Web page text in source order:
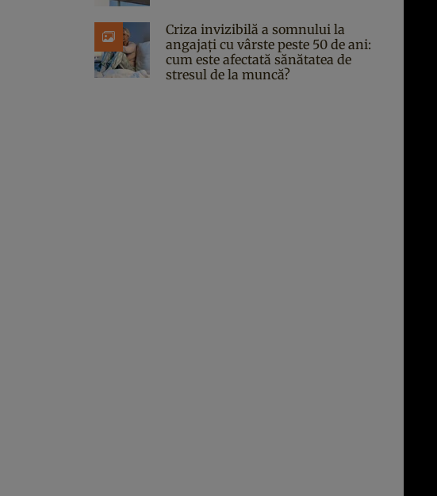
Criza invizibilă a somnului la
angajați cu vârste peste 50 de ani:
cum este afectată sănătatea de
stresul de la muncă?